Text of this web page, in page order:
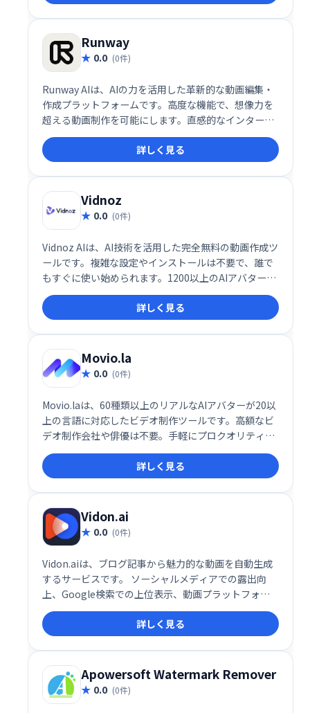
ャストチャンネルを開設し、編集にはすべてDescript
を使いました。
Runway
0.0 (0件)
Runway AIは、AIの力を活用した革新的な動画編集・
作成プラットフォームです。高度な機能で、想像力を
超える動画制作を可能にします。直感的なインターフ
ェースで、プロフェッショナルから初心者まで、創造
性を自由に表現できます。動画編集や制作の効率化、
新たな表現方法の開拓に最適です。
詳しく見る
Vidnoz
0.0 (0件)
Vidnoz AIは、AI技術を活用した完全無料の動画作成ツ
ールです。複雑な設定やインストールは不要で、誰で
もすぐに使い始められます。1200以上のAIアバター、
1240以上のリアルなAI音声、2800以上のテンプレー
トを活用して、わずか1分でプロ品質の動画を作成可
能です。
詳しく見る
Movio.la
0.0 (0件)
Movio.laは、60種類以上のリアルなAIアバターが20以
上の言語に対応したビデオ制作ツールです。高額なビ
デオ制作会社や俳優は不要。手軽にプロクオリティの
動画を作成できます。時間とコストを大幅に削減し、
独自のビデオスタジオを手に入れましょう。
詳しく見る
Vidon.ai
0.0 (0件)
Vidon.aiは、ブログ記事から魅力的な動画を自動生成
するサービスです。 ソーシャルメディアでの露出向
上、Google検索での上位表示、動画プラットフォー
ムでのコンテンツ共有を支援します。 ブログ記事を簡
単に動画化し、効果的なコンテンツマーケティングを
実現できます。
詳しく見る
Apowersoft Watermark Remover
0.0 (0件)